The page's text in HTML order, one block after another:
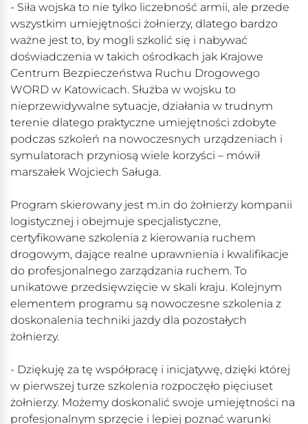
- Siła wojska to nie tylko liczebność armii, ale przede
wszystkim umiejętności żołnierzy, dlatego bardzo
ważne jest to, by mogli szkolić się i nabywać
doświadczenia w takich ośrodkach jak Krajowe
Centrum Bezpieczeństwa Ruchu Drogowego
WORD w Katowicach. Służba w wojsku to
nieprzewidywalne sytuacje, działania w trudnym
terenie dlatego praktyczne umiejętności zdobyte
podczas szkoleń na nowoczesnych urządzeniach i
symulatorach przyniosą wiele korzyści – mówił
marszałek Wojciech Saługa.
Program skierowany jest m.in do żołnierzy kompanii
logistycznej i obejmuje specjalistyczne,
certyfikowane szkolenia z kierowania ruchem
drogowym, dające realne uprawnienia i kwalifikacje
do profesjonalnego zarządzania ruchem. To
unikatowe przedsięwzięcie w skali kraju. Kolejnym
elementem programu są nowoczesne szkolenia z
doskonalenia techniki jazdy dla pozostałych
żołnierzy.
- Dziękuję za tę współpracę i inicjatywę, dzięki której
w pierwszej turze szkolenia rozpoczęło pięciuset
żołnierzy. Możemy doskonalić swoje umiejętności na
profesjonalnym sprzęcie i lepiej poznać warunki